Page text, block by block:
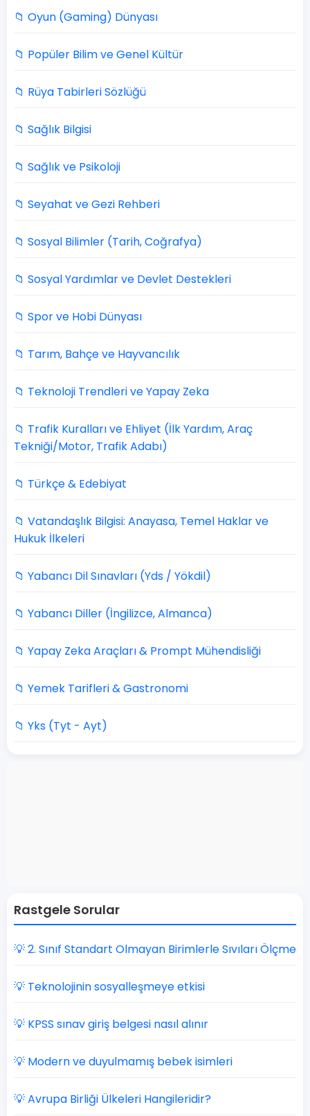
📁 Oyun (Gaming) Dünyası
📁 Popüler Bilim ve Genel Kültür
📁 Rüya Tabirleri Sözlüğü
📁 Sağlık Bilgisi
📁 Sağlık ve Psikoloji
📁 Seyahat ve Gezi Rehberi
📁 Sosyal Bilimler (Tarih, Coğrafya)
📁 Sosyal Yardımlar ve Devlet Destekleri
📁 Spor ve Hobi Dünyası
📁 Tarım, Bahçe ve Hayvancılık
📁 Teknoloji Trendleri ve Yapay Zeka
📁 Trafik Kuralları ve Ehliyet (İlk Yardım, Araç
Tekniği/Motor, Trafik Adabı)
📁 Türkçe & Edebiyat
📁 Vatandaşlık Bilgisi: Anayasa, Temel Haklar ve
Hukuk İlkeleri
📁 Yabancı Dil Sınavları (Yds / Yökdil)
📁 Yabancı Diller (İngilizce, Almanca)
📁 Yapay Zeka Araçları & Prompt Mühendisliği
📁 Yemek Tarifleri & Gastronomi
📁 Yks (Tyt - Ayt)
Rastgele Sorular
💡 2. Sınıf Standart Olmayan Birimlerle Sıvıları Ölçme
💡 Teknolojinin sosyalleşmeye etkisi
💡 KPSS sınav giriş belgesi nasıl alınır
💡 Modern ve duyulmamış bebek isimleri
💡 Avrupa Birliği Ülkeleri Hangileridir?